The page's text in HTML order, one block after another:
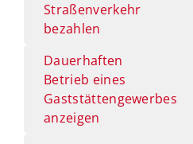
Straßenverkehr
bezahlen
Dauerhaften
Betrieb eines
Gaststättengewerbes
anzeigen